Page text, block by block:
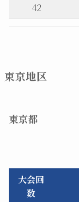
42
東京地区
東京都
大会回
数